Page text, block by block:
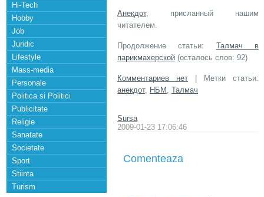
Hi-Tech
Hobby
Job
Juridic
Lifestyle
Mass-media
Personale
Politica si Politici
Publicitate
Religie
Sanatate
Societate
Sport
Stiinta
Turism
Анекдот, присланный нашим
читателем.
Продолжение статьи: Талмач в
парикмахерской (осталось слов: 92)
Комментариев нет | Метки статьи:
анекдот, НБМ , Талмач
Sursa
2009-01-23 17:06:46
Comenteaza